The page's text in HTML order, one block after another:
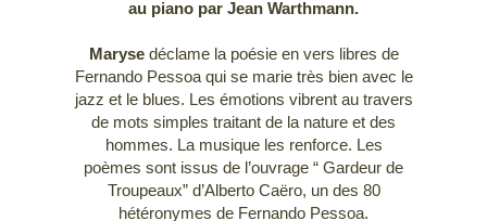
au piano par Jean Warthmann.
Maryse déclame la poésie en vers libres de
Fernando Pessoa qui se marie très bien avec le
jazz et le blues. Les émotions vibrent au travers
de mots simples traitant de la nature et des
hommes. La musique les renforce. Les
poèmes sont issus de l’ouvrage “ Gardeur de
Troupeaux” d’Alberto Caëro, un des 80
hétéronymes de Fernando Pessoa.